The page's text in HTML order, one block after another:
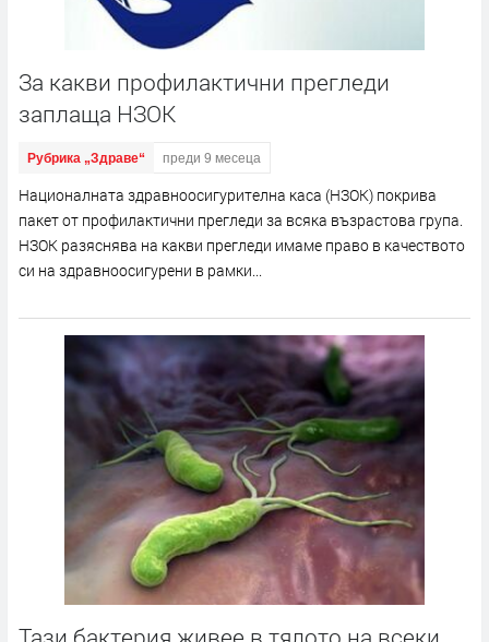
За какви профилактични прегледи
заплаща НЗОК
Рубрика „Здраве“ преди 9 месеца
Националната здравноосигурителна каса (НЗОК) покрива
пакет от профилактични прегледи за всяка възрастова група.
НЗОК разяснява на какви прегледи имаме право в качеството
си на здравноосигурени в рамки...